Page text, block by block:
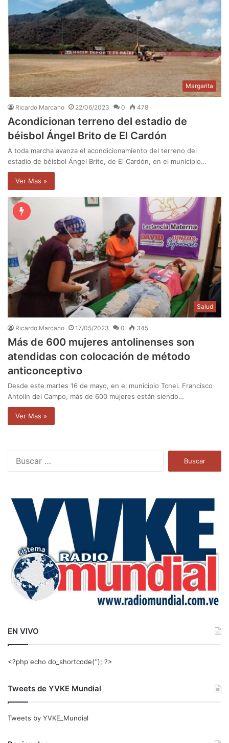
Margarita
Ricardo Marcano 22/06/2023 0 478
Acondicionan terreno del estadio de
béisbol Ángel Brito de El Cardón
A toda marcha avanza el acondicionamiento del terreno del
estadio de béisbol Ángel Brito, de El Cardón, en el municipio…
Ver Mas »
Salud
Ricardo Marcano 17/05/2023 0 345
Más de 600 mujeres antolinenses son
atendidas con colocación de método
anticonceptivo
Desde este martes 16 de mayo, en el municipio Tcnel. Francisco
Antolín del Campo, más de 600 mujeres están siendo…
Ver Mas »
a
EN VIVO
<?php echo do_shortcode(‘‘); ?>
Tweets de YVKE Mundial
Tweets by YVKE_Mundial